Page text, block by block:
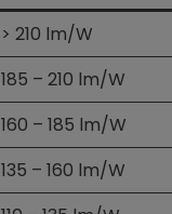
> 210 lm/W
185 – 210 lm/W
160 – 185 lm/W
135 – 160 lm/W